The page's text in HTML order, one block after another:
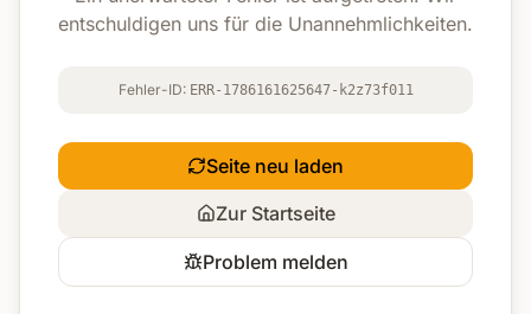
entschuldigen uns für die Unannehmlichkeiten.
Fehler-ID: ERR-1786161625647-k2z73f011
Seite neu laden
Zur Startseite
Problem melden